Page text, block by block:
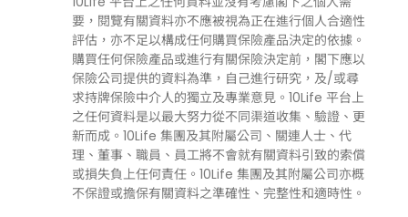
要，閱覽有關資料亦不應被視為正在進行個人合適性
評估，亦不足以構成任何購買保險產品決定的依據。
購買任何保險產品或進行有關保險決定前，閣下應以
保險公司提供的資料為準，自己進行研究，及/或尋
求持牌保險中介人的獨立及專業意見。10Life 平台上
之任何資料是以最大努力從不同渠道收集、驗證、更
新而成。10Life 集團及其附屬公司、關連人士、代
理、董事、職員、員工將不會就有關資料引致的索償
或損失負上任何責任。10Life 集團及其附屬公司亦概
不保證或擔保有關資料之準確性、完整性和適時性。